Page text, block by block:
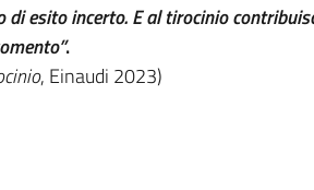
di esito incerto. E al tirocinio
.
, Einaudi 2023)